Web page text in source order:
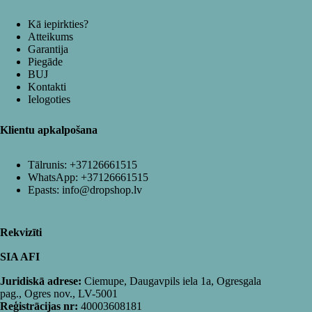
Kā iepirkties?
Atteikums
Garantija
Piegāde
BUJ
Kontakti
Ielogoties
Klientu apkalpošana
Tālrunis: +37126661515
WhatsApp: +37126661515
Epasts: info@dropshop.lv
Rekvizīti
SIA AFI
Juridiskā adrese: Ciemupe, Daugavpils iela 1a, Ogresgala
pag., Ogres nov., LV-5001
Reģistrācijas nr: 40003608181